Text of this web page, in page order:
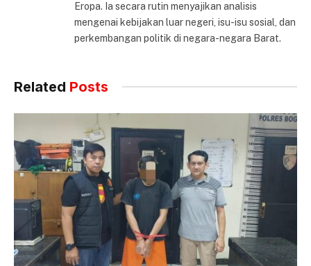
Eropa. Ia secara rutin menyajikan analisis
mengenai kebijakan luar negeri, isu-isu sosial, dan
perkembangan politik di negara-negara Barat.
Related Posts